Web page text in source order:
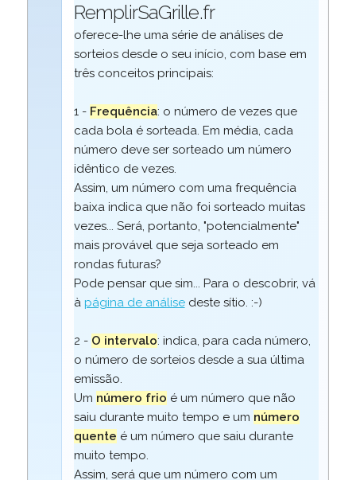
RemplirSaGrille.fr
oferece-lhe uma série de análises de
sorteios desde o seu início, com base em
três conceitos principais:
1 - Frequência: o número de vezes que
cada bola é sorteada. Em média, cada
número deve ser sorteado um número
idêntico de vezes.
Assim, um número com uma frequência
baixa indica que não foi sorteado muitas
vezes... Será, portanto, "potencialmente"
mais provável que seja sorteado em
rondas futuras?
Pode pensar que sim... Para o descobrir, vá
à página de análisedeste sítio. :-)
2 - O intervalo: indica, para cada número,
o número de sorteios desde a sua última
emissão.
Um número frio é um número que não
saiu durante muito tempo e um número
quente é um número que saiu durante
muito tempo.
Assim, será que um número com um